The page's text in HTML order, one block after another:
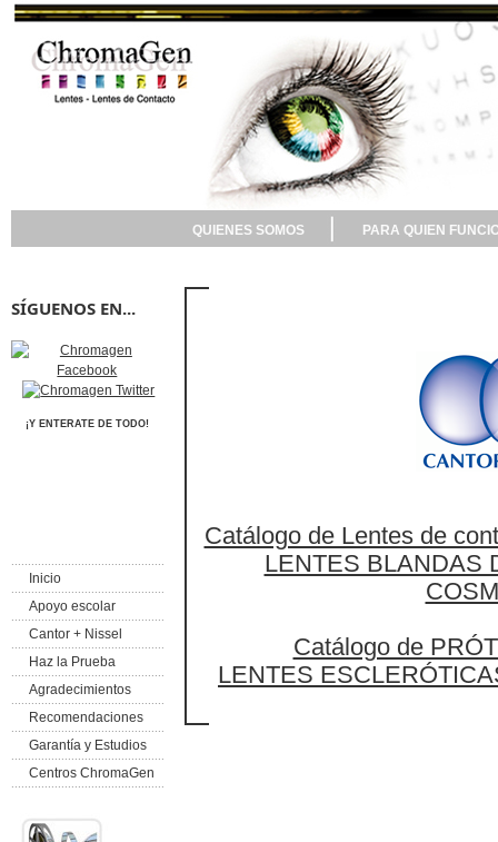
QUIENES SOMOS PARA QUIEN
Catálogo de Lentes de
LENTES BLANDAS
Catálogo de
LENTES
SÍGUENOS EN...
¡Y ENTERATE DE TODO!
Inicio
Apoyo escolar
Cantor + Nissel
Haz la Prueba
Agradecimientos
Recomendaciones
Garantía y Estudios
Centros ChromaGen